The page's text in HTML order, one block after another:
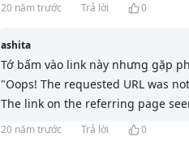
20 năm trước Trả lời 0
ashita
Tớ bấm vào link này nhưng gặp
"Oops! The requested URL was
The link on the referring page
20 năm trước Trả lời 0